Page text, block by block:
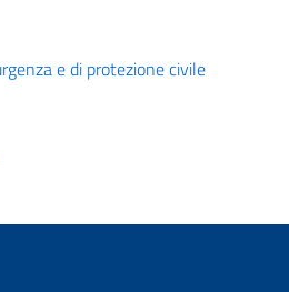
e di protezione civile